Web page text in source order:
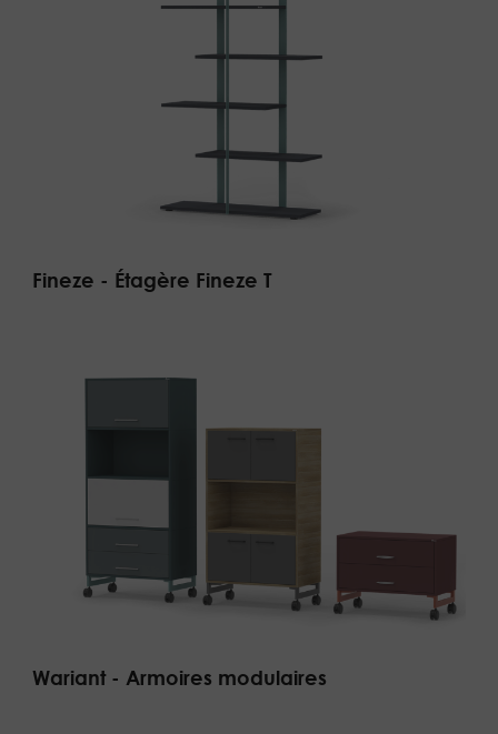
Fineze - Étagère Fineze T
Wariant - Armoires modulaires